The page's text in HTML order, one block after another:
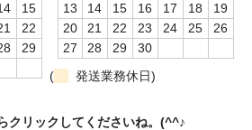
15
22
29
13
14 15 16 17 18
19
20
21 22 23 24 25
26
27
28 29
30
(
発送業務休日)
クリックしてくださいね。(^^♪